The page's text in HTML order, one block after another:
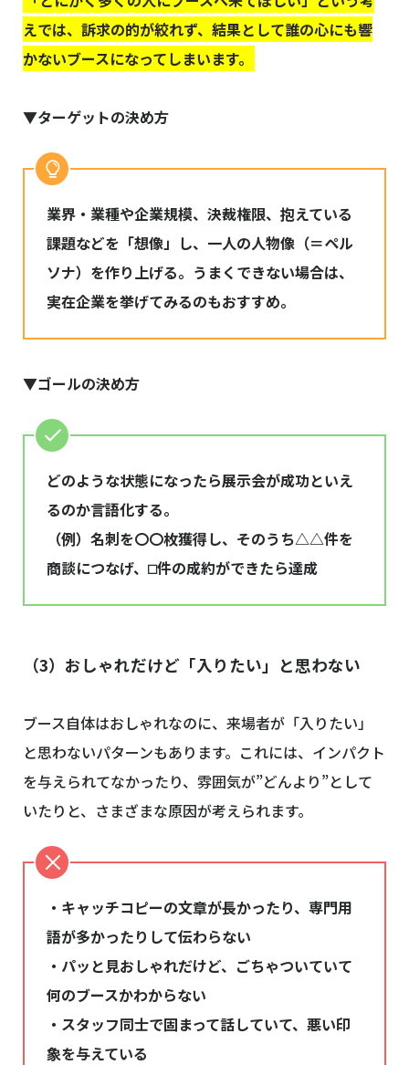
えでは、訴求の的が絞れず、結果として誰の心にも響
かないブースになってしまいます。
▼ターゲットの決め方
業界・業種や企業規模、決裁権限、抱えている
課題などを「想像」し、一人の人物像（＝ペル
ソナ）を作り上げる。うまくできない場合は、
実在企業を挙げてみるのもおすすめ。
▼ゴールの決め方
どのような状態になったら展示会が成功といえ
るのか言語化する。
（例）名刺を〇〇枚獲得し、そのうち△△件を
商談につなげ、⬜︎件の成約ができたら達成
（3）おしゃれだけど「入りたい」と思わない
ブース自体はおしゃれなのに、来場者が「入りたい」
と思わないパターンもあります。これには、インパクト
を与えられてなかったり、雰囲気が”どんより”として
いたりと、さまざまな原因が考えられます。
・キャッチコピーの文章が長かったり、専門用
語が多かったりして伝わらない
・パッと見おしゃれだけど、ごちゃついていて
何のブースかわからない
・スタッフ同士で固まって話していて、悪い印
象を与えている